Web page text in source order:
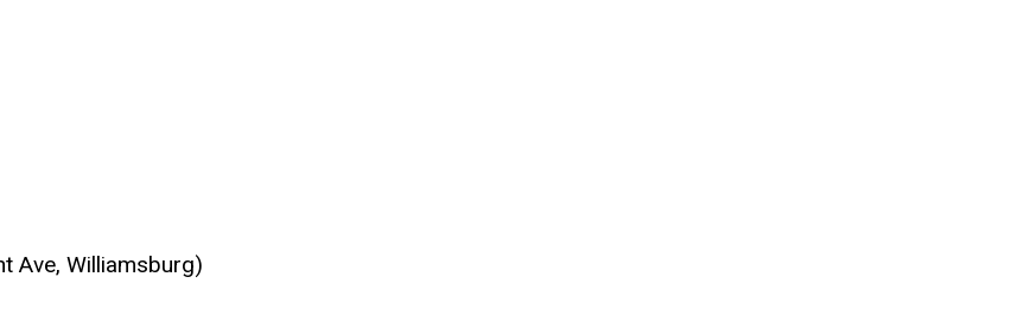
Ave, Williamsburg)